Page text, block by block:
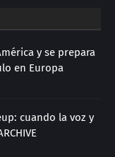
y se prepara
en Europa
cuando la voz y